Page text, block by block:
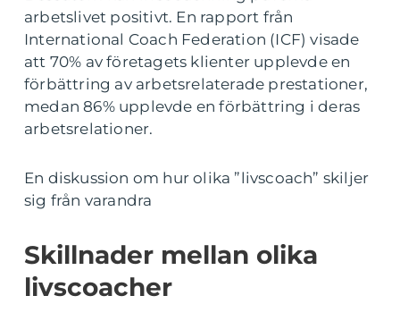
arbetslivet positivt. En rapport från
International Coach Federation (ICF) visade
att 70% av företagets klienter upplevde en
förbättring av arbetsrelaterade prestationer,
medan 86% upplevde en förbättring i deras
arbetsrelationer.
En diskussion om hur olika ”livscoach” skiljer
sig från varandra
Skillnader mellan olika
livscoacher